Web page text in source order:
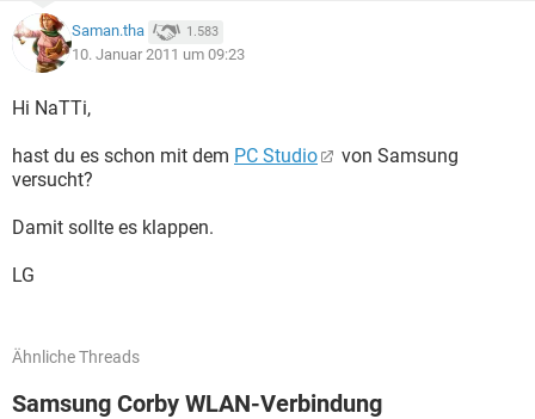
Saman.tha 1.583
10. Januar 2011 um 09:23
Hi NaTTi,
hast du es schon mit dem PC Studio
von Samsung
versucht?
Damit sollte es klappen.
LG
Ähnliche Threads
Samsung Corby WLAN-Verbindung